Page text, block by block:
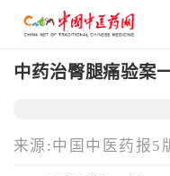
中药治臀腿痛验案
来源:中国中医药报5